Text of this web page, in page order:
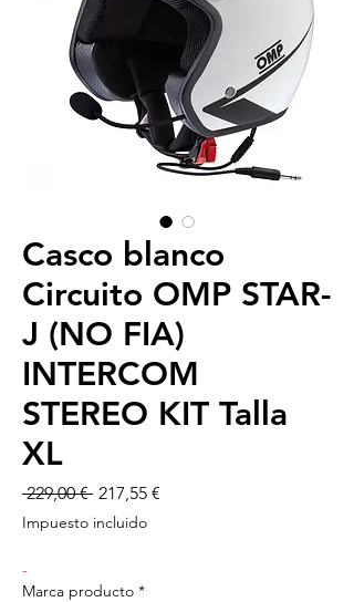
Casco blanco
Circuito OMP STAR-
J (NO FIA)
INTERCOM
STEREO KIT Talla
XL
229,00 € Precio
217,55 €
Impuesto incluido
-
Marca producto *